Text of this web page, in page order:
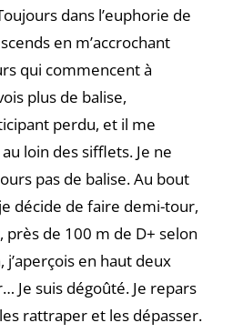
dans l’euphorie de
en m’accrochant
qui commencent à
plus de balise,
perdu, et il me
loin des sifflets. Je ne
pas de balise. Au bout
décide de faire demi-tour,
de 100 m de D+ selon
en haut deux
Je suis dégoûté. Je repars
rattraper et les dépasser.